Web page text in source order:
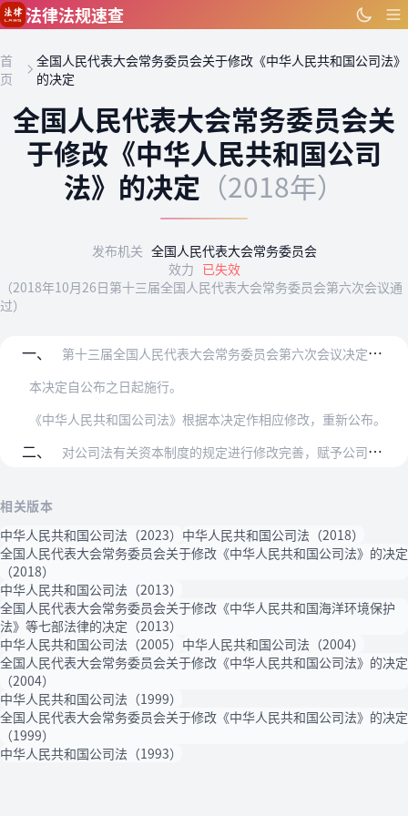
跳到主要内容
法律法规速查
首
页
全国人民代表大会常务委员会关于修改《中华人民共和国公司法》
的决定
全国人民代表大会常务委员会关
于修改《中华人民共和国公司
法》的决定 （2018年）
发布机关 全国人民代表大会常务委员会
效力 已失效
（2018年10月26日第十三届全国人民代表大会常务委员会第六次会议通
过）
一、
第十三届全国人民代表大会常务委员会第六次会议决定对《中华人民共和国公司法》作如下修改：
本决定自公布之日起施行。
《中华人民共和国公司法》根据本决定作相应修改，重新公布。
二、 对公司法有关资本制度的规定进行修改完善，赋予公司更多自主权，有利于促进完善公司治理、推动资本市场稳定健康发展。国务院及其有关部门应当完善配套规定，坚持公开、公平…
相关版本
中华人民共和国公司法（2023） 中华人民共和国公司法（2018）
全国人民代表大会常务委员会关于修改《中华人民共和国公司法》的决定
（2018）
中华人民共和国公司法（2013）
全国人民代表大会常务委员会关于修改《中华人民共和国海洋环境保护
法》等七部法律的决定（2013）
中华人民共和国公司法（2005） 中华人民共和国公司法（2004）
全国人民代表大会常务委员会关于修改《中华人民共和国公司法》的决定
（2004）
中华人民共和国公司法（1999）
全国人民代表大会常务委员会关于修改《中华人民共和国公司法》的决定
（1999）
中华人民共和国公司法（1993）